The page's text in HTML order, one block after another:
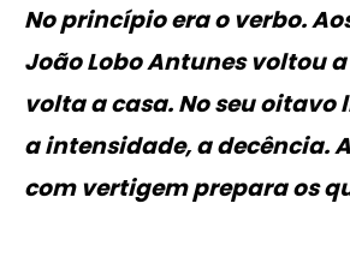
No princípio era o verbo.
João Lobo Antunes voltou
volta a casa. No seu oitavo
a intensidade, a decência.
com vertigem prepara os